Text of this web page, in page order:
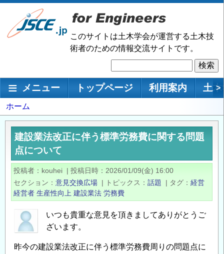
メ
ン
移
このサイトは土木学会が運営する土木技
術者のための情報交流サイトです。
索
メインナビゲーション
メニュー トップページ 利用案内 土 >
パ
ン
く
ホーム
建設業法改正に伴う標準労務費に関する問題
点について
投稿者 kouhei | 投稿日時
2026/01/09(金) 16:00
セクション
意見交換広場 | トピックス 話題 | タグ
経営
経営者 生産性向上 建設業法 労務費
いつも貴重な意見を頂きましてありがとうご
ざいます。
昨今の建設業法改正に伴う標準労務費周りの問題点に